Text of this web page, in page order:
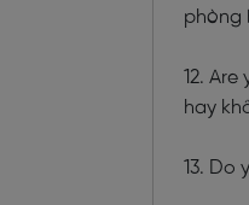
phòng
12.
hay
13. Do